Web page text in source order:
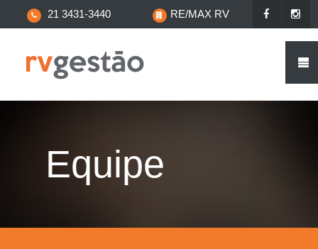
21 3431-3440 RE/MAX RV
Equipe